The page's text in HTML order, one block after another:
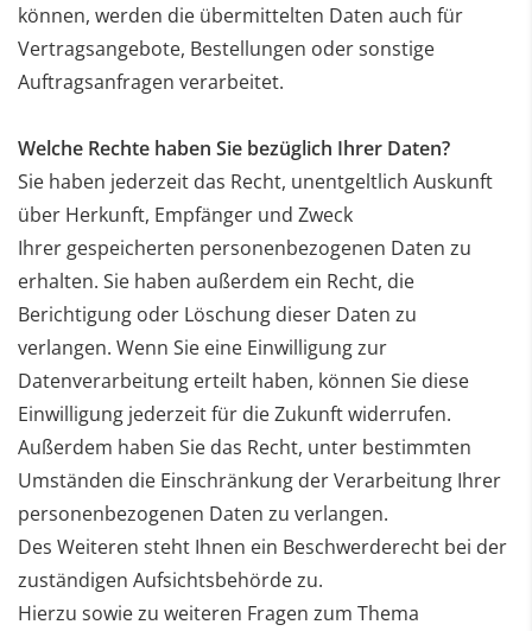
können, werden die übermittelten Daten auch für
Vertragsangebote, Bestellungen oder sonstige
Auftragsanfragen verarbeitet.
Welche Rechte haben Sie bezüglich Ihrer Daten?
Sie haben jederzeit das Recht, unentgeltlich Auskunft
über Herkunft, Empfänger und Zweck
Ihrer gespeicherten personenbezogenen Daten zu
erhalten. Sie haben außerdem ein Recht, die
Berichtigung oder Löschung dieser Daten zu
verlangen. Wenn Sie eine Einwilligung zur
Datenverarbeitung erteilt haben, können Sie diese
Einwilligung jederzeit für die Zukunft widerrufen.
Außerdem haben Sie das Recht, unter bestimmten
Umständen die Einschränkung der Verarbeitung Ihrer
personenbezogenen Daten zu verlangen.
Des Weiteren steht Ihnen ein Beschwerderecht bei der
zuständigen Aufsichtsbehörde zu.
Hierzu sowie zu weiteren Fragen zum Thema